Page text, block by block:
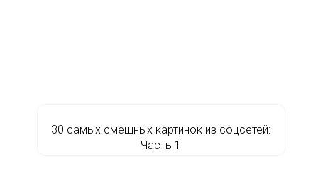
30 самых смешных картинок из соцсетей:
Часть 1